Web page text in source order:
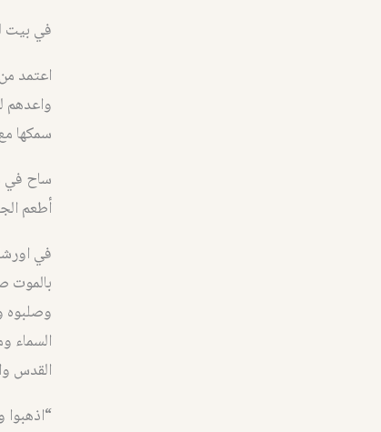
في بيت
اعتمد
واعدهم
سمكها
ساح في
أطعم
في
بالموت
وصلبوه
السماء
القدس